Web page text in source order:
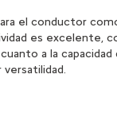
el conductor
es excelente,
a la